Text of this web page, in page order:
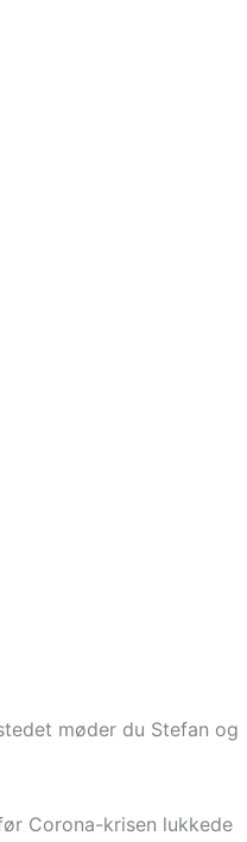
møder du Stefan og
Corona-krisen lukkede